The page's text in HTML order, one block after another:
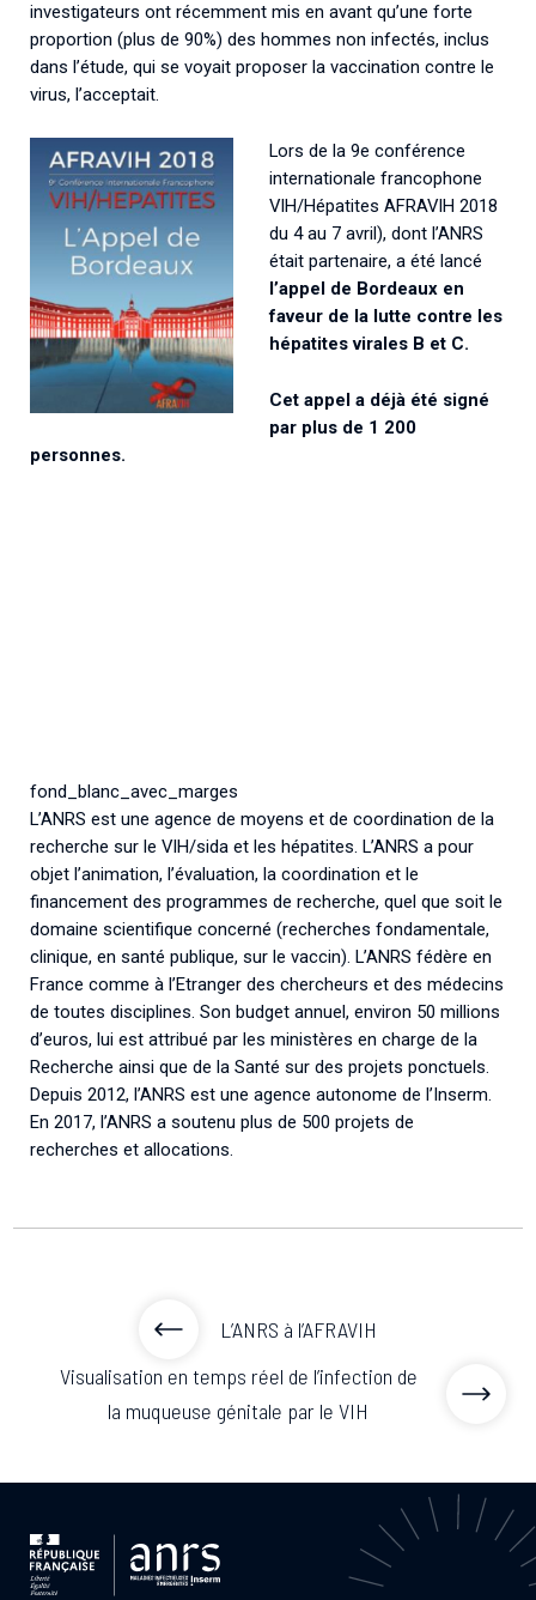
investigateurs ont récemment mis en avant qu’une forte
proportion (plus de 90%) des hommes non infectés, inclus
dans l’étude, qui se voyait proposer la vaccination contre le
virus, l’acceptait.
Lors de la 9e conférence
internationale francophone
VIH/Hépatites AFRAVIH 2018
du 4 au 7 avril), dont l’ANRS
était partenaire, a été lancé
l’appel de Bordeaux en
faveur de la lutte contre les
hépatites virales B et C.
Cet appel a déjà été signé
par plus de 1 200
personnes.
fond_blanc_avec_marges
L’ANRS est une agence de moyens et de coordination de la
recherche sur le VIH/sida et les hépatites. L’ANRS a pour
objet l’animation, l’évaluation, la coordination et le
financement des programmes de recherche, quel que soit le
domaine scientifique concerné (recherches fondamentale,
clinique, en santé publique, sur le vaccin). L’ANRS fédère en
France comme à l’Etranger des chercheurs et des médecins
de toutes disciplines. Son budget annuel, environ 50 millions
d’euros, lui est attribué par les ministères en charge de la
Recherche ainsi que de la Santé sur des projets ponctuels.
Depuis 2012, l’ANRS est une agence autonome de l’Inserm.
En 2017, l’ANRS a soutenu plus de 500 projets de
recherches et allocations.
L’ANRS à l’AFRAVIH
Visualisation en temps réel de l’infection de
la muqueuse génitale par le VIH